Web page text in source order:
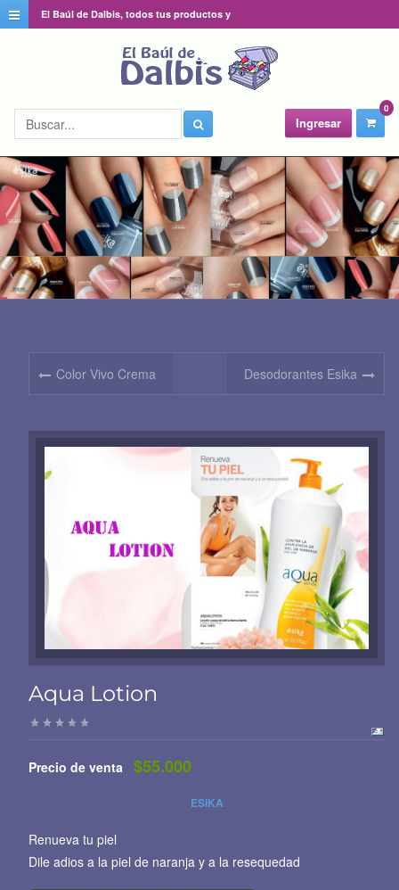
El Baúl de Dalbis, todos tus productos y
0
Ingresar
Color Vivo Crema Desodorantes Esika
Aqua Lotion
Precio de venta $55.000
ESIKA
Renueva tu piel
Dile adios a la piel de naranja y a la resequedad